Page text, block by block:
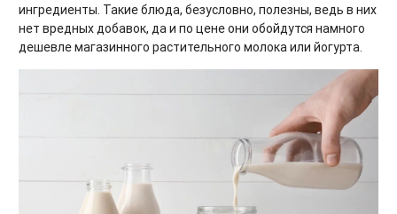
ингредиенты. Такие блюда, безусловно, полезны, ведь в них
нет вредных добавок, да и по цене они обойдутся намного
дешевле магазинного растительного молока или йогурта.